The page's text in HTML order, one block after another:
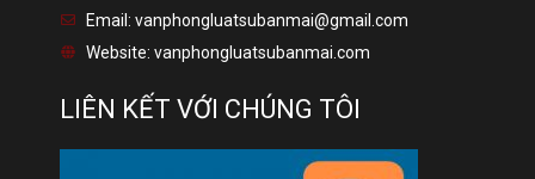
Email: vanphongluatsubanmai@gmail.com
Website: vanphongluatsubanmai.com
LIÊN KẾT VỚI CHÚNG TÔI